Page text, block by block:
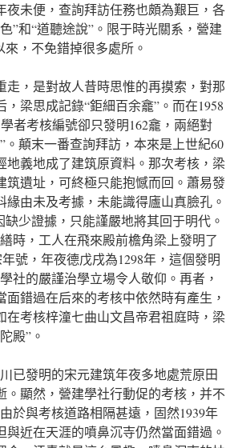
未便，查詢拜訪任務也頗為艱巨，各
”和“道聽途說”。限于時光關系，營建
，不免錯掉很多處所。
，是對故人昔時思惟的再摸索，對那
梁思成記錄“鉅細百余龕”。而在1958
者考核編號卻只發明162龕，兩絕對
顛末一番查詢拜訪，本來是上世紀60
義地成了建筑原資料。那次考核，梁
遺址，可終極只能抱憾而回。蕭易發
由未及考據，未能識得廬山真臉孔。
少證據，只能謹嚴地將其回于明代。
時，工人在飛來殿前檐角梁上發明了
號，年夜德戊戌為1298年，這個發明
社的嚴謹治學立場令人敬仰。再者，
錯過在后來的考核中依然時有產生，
考核梓潼七曲山文昌帝君祖庭時，梁
殿”。
已發明的宋元建筑年夜多地處荒原田
顯然，營建學社行動促的考核，并不
於與考核道路相隔甚遠，固然1939年
近在天涯的噴鼻沉寺仍然當面錯過。